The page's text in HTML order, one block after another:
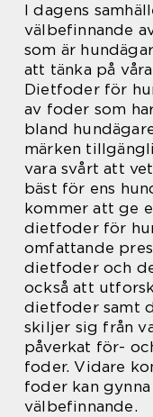
I dagens
välbefinnande
som är
att tänka på
Dietfoder för
av foder som
bland
märken
vara svårt att
bäst för ens
kommer att ge
dietfoder för
omfattande
dietfoder och
också att
dietfoder samt
skiljer sig från
påverkat för-
foder. Vidare
foder kan gynna
välbefinnande.